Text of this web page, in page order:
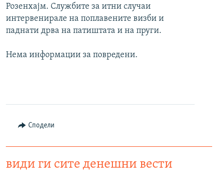
Розенхајм. Службите за итни случаи
интервенирале на поплавените визби и
паднати дрва на патиштата и на пруги.
Нема информации за повредени.
Сподели
види ги сите денешни вести